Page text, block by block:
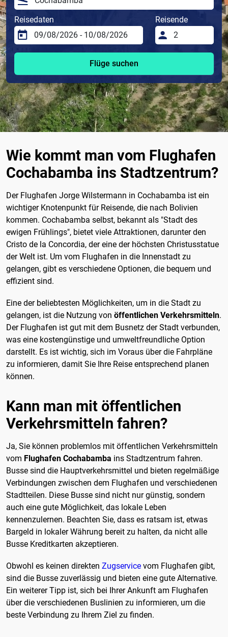
Reisedaten Reisende
Flüge suchen
Wie kommt man vom Flughafen
Cochabamba ins Stadtzentrum?
Der Flughafen Jorge Wilstermann in Cochabamba ist ein
wichtiger Knotenpunkt für Reisende, die nach Bolivien
kommen. Cochabamba selbst, bekannt als "Stadt des
ewigen Frühlings", bietet viele Attraktionen, darunter den
Cristo de la Concordia, der eine der höchsten Christusstatue
der Welt ist. Um vom Flughafen in die Innenstadt zu
gelangen, gibt es verschiedene Optionen, die bequem und
effizient sind.
Eine der beliebtesten Möglichkeiten, um in die Stadt zu
gelangen, ist die Nutzung von öffentlichen Verkehrsmitteln.
Der Flughafen ist gut mit dem Busnetz der Stadt verbunden,
was eine kostengünstige und umweltfreundliche Option
darstellt. Es ist wichtig, sich im Voraus über die Fahrpläne
zu informieren, damit Sie Ihre Reise entsprechend planen
können.
Kann man mit öffentlichen
Verkehrsmitteln fahren?
Ja, Sie können problemlos mit öffentlichen Verkehrsmitteln
vom Flughafen Cochabamba ins Stadtzentrum fahren.
Busse sind die Hauptverkehrsmittel und bieten regelmäßige
Verbindungen zwischen dem Flughafen und verschiedenen
Stadtteilen. Diese Busse sind nicht nur günstig, sondern
auch eine gute Möglichkeit, das lokale Leben
kennenzulernen. Beachten Sie, dass es ratsam ist, etwas
Bargeld in lokaler Währung bereit zu halten, da nicht alle
Busse Kreditkarten akzeptieren.
Obwohl es keinen direkten Zugservice vom Flughafen gibt,
sind die Busse zuverlässig und bieten eine gute Alternative.
Ein weiterer Tipp ist, sich bei Ihrer Ankunft am Flughafen
über die verschiedenen Buslinien zu informieren, um die
beste Verbindung zu Ihrem Ziel zu finden.